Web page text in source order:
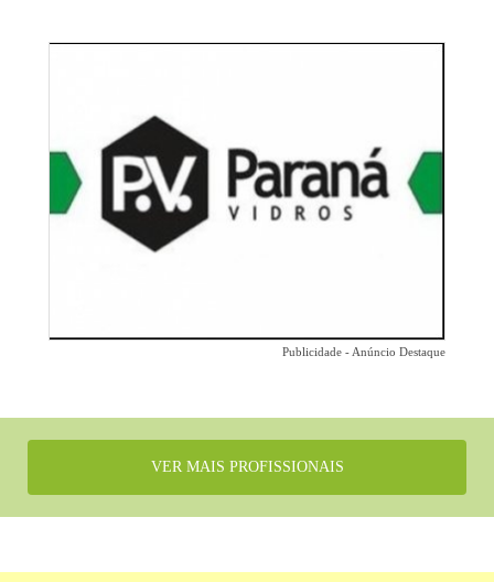
Publicidade - Anúncio Destaque
VER MAIS PROFISSIONAIS